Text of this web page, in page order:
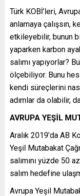
Türk KOBİ’leri,
anlamaya çalışsın,
etkileyebilir, bunun
yaparken karbon
salımı yapıyorlar?
ölçebiliyor. Bunu
kendi süreçlerini
adımlar da olabilir,
AVRUPA YEŞİL
Aralık 2019’da AB
Yeşil Mutabakat
salımını yüzde 50
salım hedefine
Avrupa Yeşil